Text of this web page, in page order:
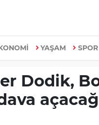
YAŞAM SPOR
Dodik,